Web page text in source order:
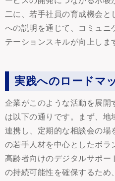
二に、若手社員の育成機会
への説明を通じて、コミュニ
テーションスキルが向上しま
実践へのロードマ
企業がこのような活動を展開
は以下の通りです。まず、地
連携し、定期的な相談会の場
の若手人材を中心としたボラ
高齢者向けのデジタルサポー
の持続可能性を確保するため